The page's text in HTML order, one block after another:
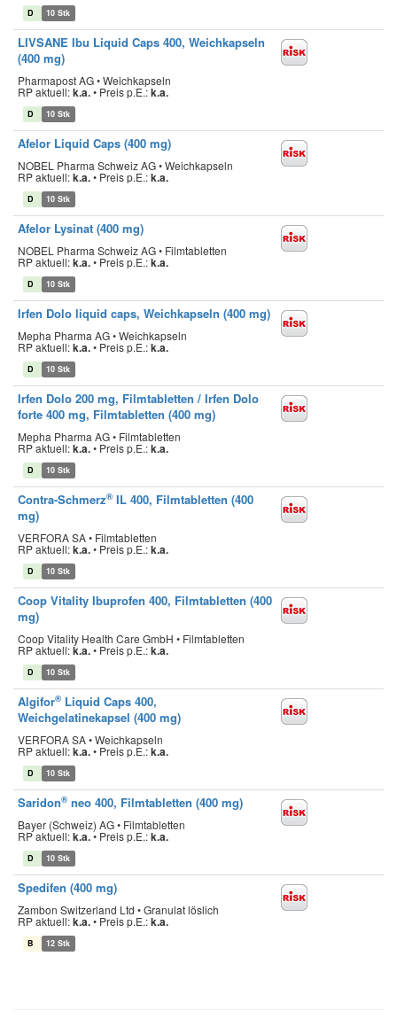
D 10 Stk
LIVSANE Ibu Liquid Caps 400, Weichkapseln
(400 mg)
Pharmapost AG • Weichkapseln
RP aktuell:k.a.• Preis p.E.:k.a.
D 10 Stk
Afelor Liquid Caps (400 mg)
NOBEL Pharma Schweiz AG • Weichkapseln
RP aktuell:k.a.• Preis p.E.:k.a.
D 10 Stk
Afelor Lysinat (400 mg)
NOBEL Pharma Schweiz AG • Filmtabletten
RP aktuell:k.a.• Preis p.E.:k.a.
D 10 Stk
Irfen Dolo liquid caps, Weichkapseln (400 mg)
Mepha Pharma AG • Weichkapseln
RP aktuell:k.a.• Preis p.E.:k.a.
D 10 Stk
Irfen Dolo 200 mg, Filmtabletten / Irfen Dolo
forte 400 mg, Filmtabletten (400 mg)
Mepha Pharma AG • Filmtabletten
RP aktuell:k.a.• Preis p.E.:k.a.
D 10 Stk
Contra-Schmerz® IL 400, Filmtabletten (400
mg)
VERFORA SA • Filmtabletten
RP aktuell:k.a.• Preis p.E.:k.a.
D 10 Stk
Coop Vitality Ibuprofen 400, Filmtabletten (400
mg)
Coop Vitality Health Care GmbH • Filmtabletten
RP aktuell:k.a.• Preis p.E.:k.a.
D 10 Stk
Algifor® Liquid Caps 400,
Weichgelatinekapsel (400 mg)
VERFORA SA • Weichkapseln
RP aktuell:k.a.• Preis p.E.:k.a.
D 10 Stk
Saridon® neo 400, Filmtabletten (400 mg)
Bayer (Schweiz) AG • Filmtabletten
RP aktuell:k.a.• Preis p.E.:k.a.
D 10 Stk
Spedifen (400 mg)
Zambon Switzerland Ltd • Granulat löslich
RP aktuell:k.a.• Preis p.E.:k.a.
B 12 Stk